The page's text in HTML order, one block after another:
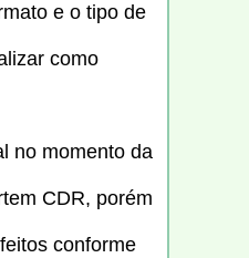
e o tipo de
como
no momento da
CDR, porém
conforme